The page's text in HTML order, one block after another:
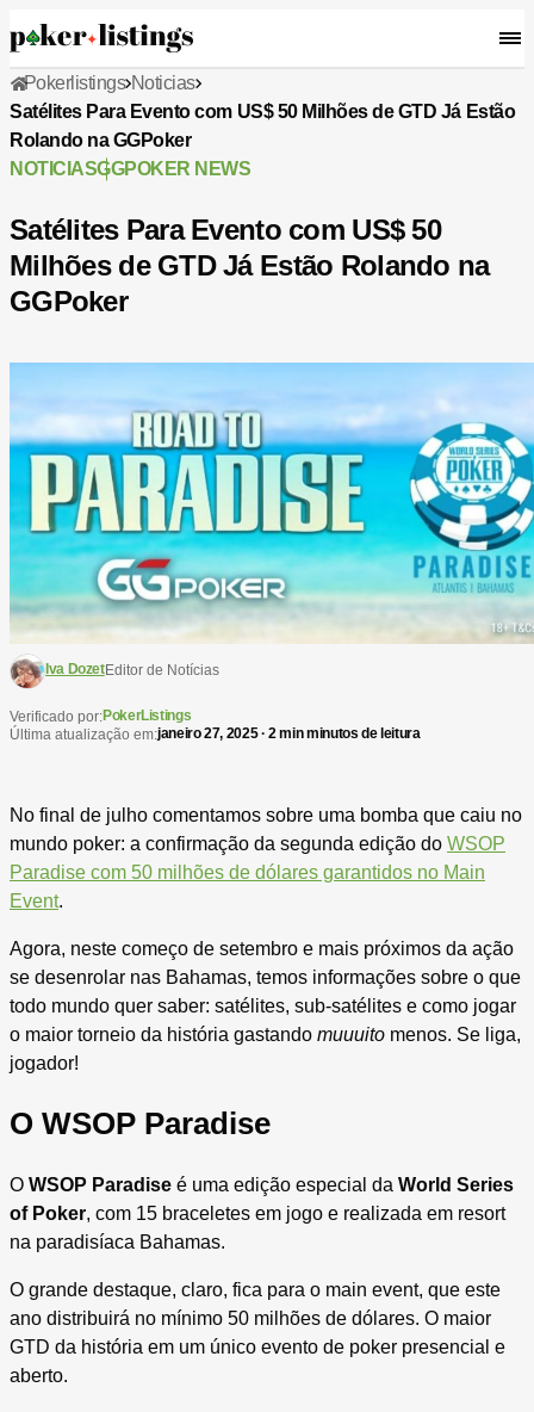
Pokerlistings Noticias
Satélites Para Evento com US$ 50 Milhões de GTD Já Estão
Rolando na GGPoker
NOTICIASGGPOKER NEWS
Satélites Para Evento com US$ 50
Milhões de GTD Já Estão Rolando na
GGPoker
Iva DozetEditor de Notícias
Verificado por:PokerListings
Última atualização em:janeiro 27, 2025 · 2 min minutos de leitura
No final de julho comentamos sobre uma bomba que caiu no
mundo poker: a confirmação da segunda edição do WSOP
Paradise com 50 milhões de dólares garantidos no Main
Event.
Agora, neste começo de setembro e mais próximos da ação
se desenrolar nas Bahamas, temos informações sobre o que
todo mundo quer saber: satélites, sub-satélites e como jogar
o maior torneio da história gastando muuuito menos. Se liga,
jogador!
O WSOP Paradise
O WSOP Paradise é uma edição especial da World Series
of Poker, com 15 braceletes em jogo e realizada em resort
na paradisíaca Bahamas.
O grande destaque, claro, fica para o main event, que este
ano distribuirá no mínimo 50 milhões de dólares. O maior
GTD da história em um único evento de poker presencial e
aberto.